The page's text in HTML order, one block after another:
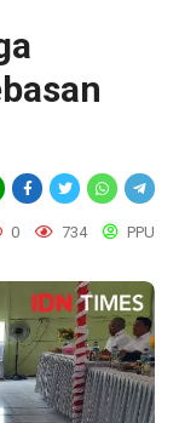
0 734 PPU